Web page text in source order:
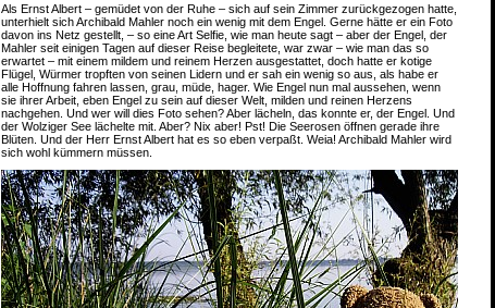
Als Ernst Albert – gemüdet von der Ruhe – sich auf sein Zimmer zurückgezogen hatte,
unterhielt sich Archibald Mahler noch ein wenig mit dem Engel. Gerne hätte er ein Foto
davon ins Netz gestellt, – so eine Art Selfie, wie man heute sagt – aber der Engel, der
Mahler seit einigen Tagen auf dieser Reise begleitete, war zwar – wie man das so
erwartet – mit einem mildem und reinem Herzen ausgestattet, doch hatte er kotige
Flügel, Würmer tropften von seinen Lidern und er sah ein wenig so aus, als habe er
alle Hoffnung fahren lassen, grau, müde, hager. Wie Engel nun mal aussehen, wenn
sie ihrer Arbeit, eben Engel zu sein auf dieser Welt, milden und reinen Herzens
nachgehen. Und wer will dies Foto sehen? Aber lächeln, das konnte er, der Engel. Und
der Wolziger See lächelte mit. Aber? Nix aber! Pst! Die Seerosen öffnen gerade ihre
Blüten. Und der Herr Ernst Albert hat es so eben verpaßt. Weia! Archibald Mahler wird
sich wohl kümmern müssen.